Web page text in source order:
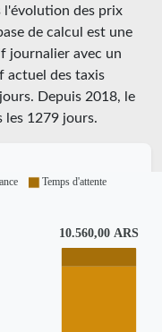
l'évolution des prix
de calcul est une
journalier avec un
actuel des taxis
jours. Depuis 2018, le
les 1279 jours.
10.560,00 ARS
Temps d'attente